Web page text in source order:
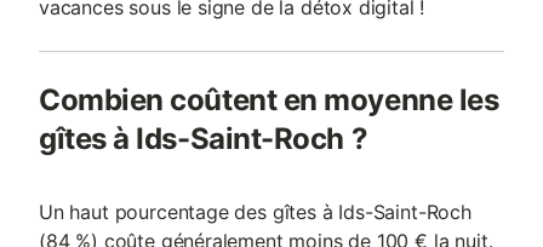
vacances sous le signe de la détox digital !
Combien coûtent en moyenne les
gîtes à Ids-Saint-Roch ?
Un haut pourcentage des gîtes à Ids-Saint-Roch
(84 %) coûte généralement moins de 100 € la nuit.